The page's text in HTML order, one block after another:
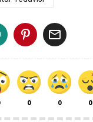

0 0 0